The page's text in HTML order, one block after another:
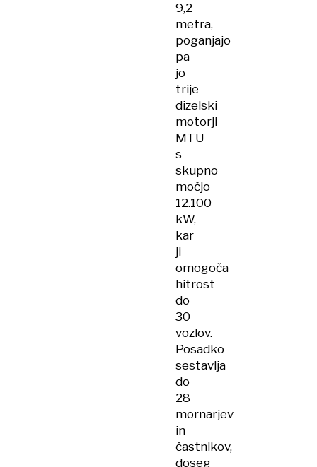
9,2
metra,
poganjajo
pa
jo
trije
dizelski
motorji
MTU
s
skupno
močjo
12.100
kW,
kar
ji
omogoča
hitrost
do
30
vozlov.
Posadko
sestavlja
do
28
mornarjev
in
častnikov,
doseg